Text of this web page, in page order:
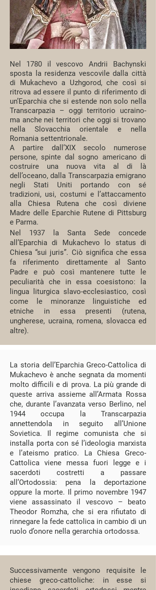
Nel 1780 il vescovo Andrii Bachynski
sposta la residenza vescovile dalla città
di Mukachevo a Uzhgorod, che così si
ritrova ad essere il punto di riferimento di
un’Eparchia che si estende non solo nella
Transcarpazia – oggi territorio ucraino-
ma anche nei territori che oggi si trovano
nella Slovacchia orientale e nella
Romania settentrionale.
A partire dall’XIX secolo numerose
persone, spinte dal sogno americano di
costruire una nuova vita al di là
dell’oceano, dalla Transcarpazia emigrano
negli Stati Uniti portando con sé
tradizioni, usi, costumi e l’attaccamento
alla Chiesa Rutena che così diviene
Madre delle Eparchie Rutene di Pittsburg
e Parma.
Nel 1937 la Santa Sede concede
all’Eparchia di Mukachevo lo status di
Chiesa “sui juris”. Ciò significa che essa
fa riferimento direttamente al Santo
Padre e può così mantenere tutte le
peculiarità che in essa coesistono: la
lingua liturgica slavo-ecclesiastico, così
come le minoranze linguistiche ed
etniche in essa presenti (rutena,
ungherese, ucraina, romena, slovacca ed
altre).
La storia dell’Eparchia Greco-Cattolica di
Mukachevo è anche segnata da momenti
molto difficili e di prova. La più grande di
queste arriva assieme all’Armata Rossa
che, durante l’avanzata verso Berlino, nel
1944 occupa la Transcarpazia
annettendola in seguito all’Unione
Sovietica. Il regime comunista che si
installa porta con sé l’ideologia marxista
e l’ateismo pratico. La Chiesa Greco-
Cattolica viene messa fuori legge e i
sacerdoti costretti a passare
all’Ortodossia: pena la deportazione
oppure la morte. Il primo novembre 1947
viene assassinato il vescovo – beato
Theodor Romzha, che si era rifiutato di
rinnegare la fede cattolica in cambio di un
ruolo d’onore nella gerarchia ortodossa.
Successivamente vengono requisite le
chiese greco-cattoliche: in esse si